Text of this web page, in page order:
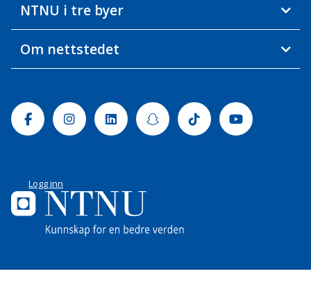
NTNU i tre byer
Om nettstedet
FacebookInstagramLinkedinSnapchatTiktok Youtube
Logg inn